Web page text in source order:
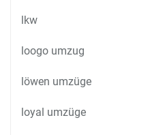
lkw
loogo umzug
löwen umzüge
loyal umzüge